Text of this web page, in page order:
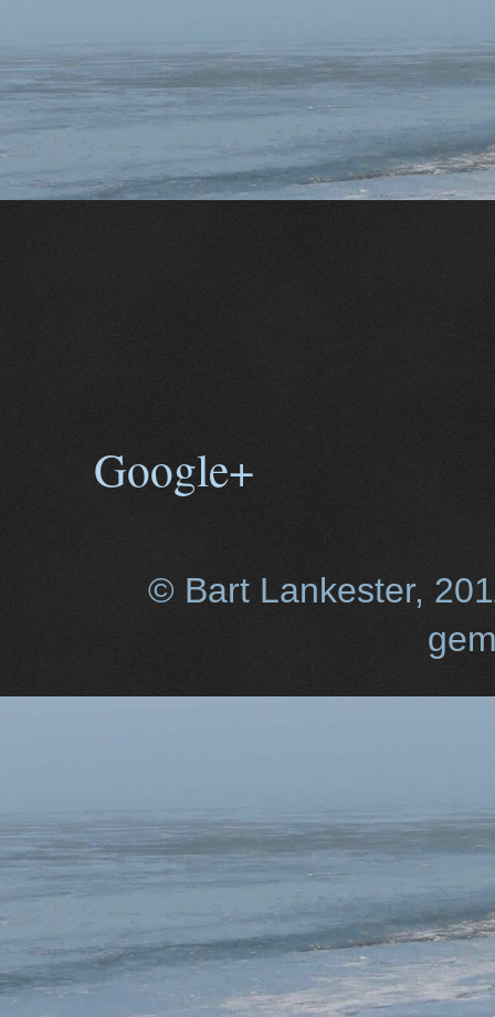
Google+
© Bart Lankester,